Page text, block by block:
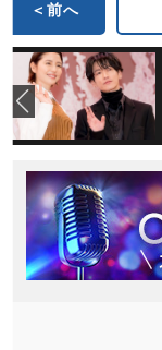
＜前へ